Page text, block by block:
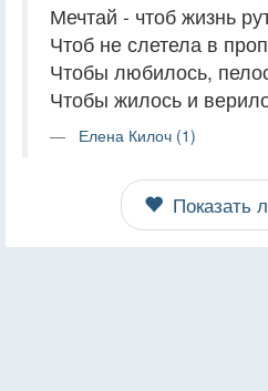
Мечтай - чтоб жизнь
Чтоб не слетела в
Чтобы любилось,
Чтобы жилось и
Елена Килоч (1)
Показать